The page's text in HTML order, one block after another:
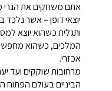
אתם משחקים את הנרי
יוצאי דופן – אשר
ותגלית כשהוא יוצא
המלכים, כשהוא מחפש
אכזרי.
מרחובות שוקקים ועד
הביניים בעולם